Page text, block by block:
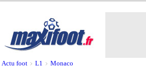
Actu foot > L1 > Monaco